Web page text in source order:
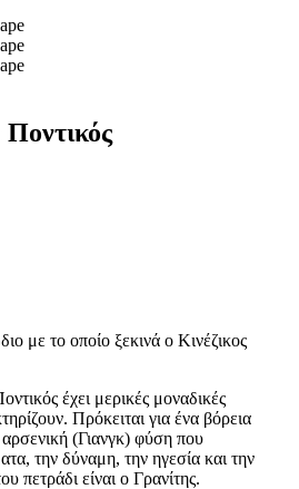
με το οποίο ξεκινά ο Κινέζικος
έχει μερικές μοναδικές
Πρόκειται για ένα βόρεια
(Γιανγκ) φύση που
την δύναμη, την ηγεσία και την
πετράδι είναι ο Γρανίτης.